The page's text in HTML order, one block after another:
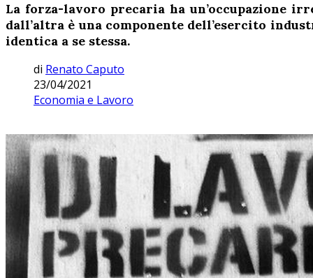
La forza-lavoro precaria ha un’occupazione
dall’altra è una componente dell’esercito
identica a se stessa.
di Renato Caputo
23/04/2021
Economia e Lavoro